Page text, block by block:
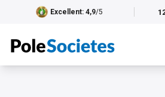
Excellent: 4,9/5